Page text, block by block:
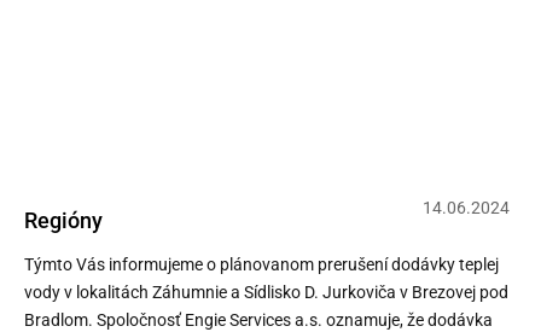
Regióny 14.06.2024
Týmto Vás informujeme o plánovanom prerušení dodávky teplej
vody v lokalitách Záhumnie a Sídlisko D. Jurkoviča v Brezovej pod
Bradlom. Spoločnosť Engie Services a.s. oznamuje, že dodávka